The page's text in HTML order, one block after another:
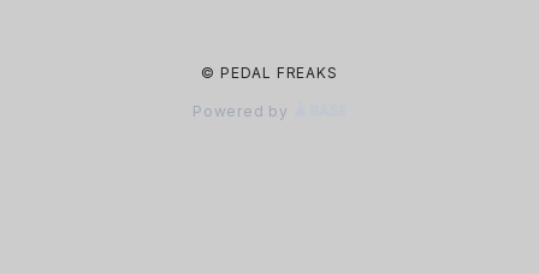
© PEDAL FREAKS
Powered by